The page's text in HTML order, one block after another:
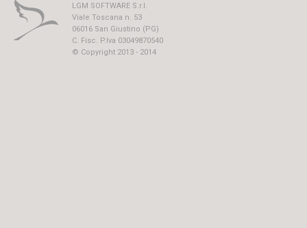
LGM SOFTWARE S.r.l.
Viale Toscana n. 53
06016 San Giustino (PG)
C. Fisc. P.Iva 03049870540
© Copyright 2013 - 2014